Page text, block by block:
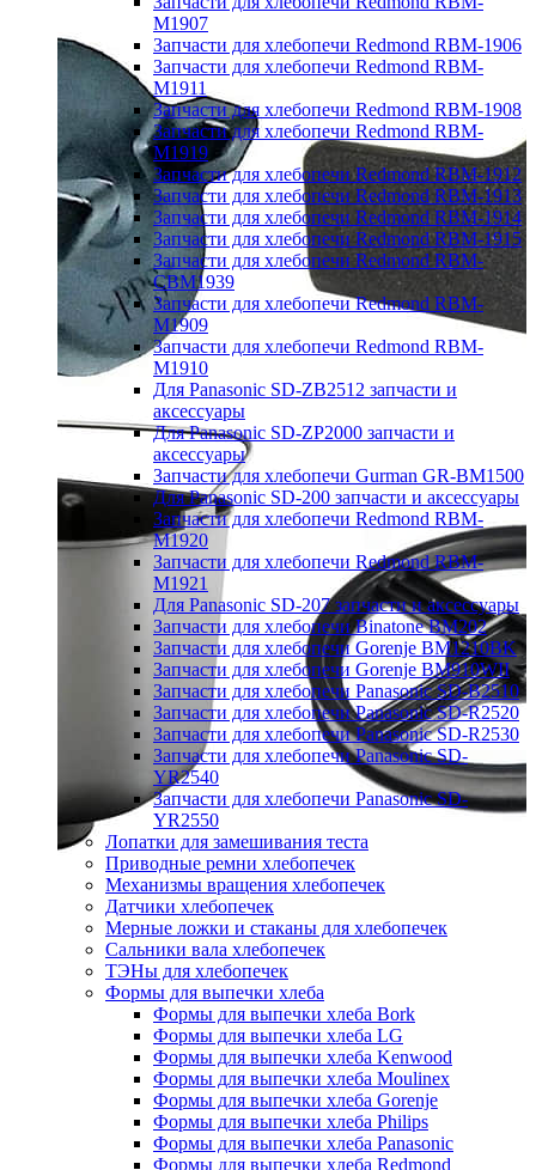
M1907
Запчасти для хлебопечи Redmond RBM-1906
Запчасти для хлебопечи Redmond RBM-
M1911
Запчасти для хлебопечи Redmond RBM-1908
Запчасти для хлебопечи Redmond RBM-
M1919
Запчасти для хлебопечи Redmond RBM-1912
Запчасти для хлебопечи Redmond RBM-1913
Запчасти для хлебопечи Redmond RBM-1914
Запчасти для хлебопечи Redmond RBM-1915
Запчасти для хлебопечи Redmond RBM-
CBM1939
Запчасти для хлебопечи Redmond RBM-
M1909
Запчасти для хлебопечи Redmond RBM-
M1910
Для Panasonic SD-ZB2512 запчасти и
аксессуары
Для Panasonic SD-ZP2000 запчасти и
аксессуары
Запчасти для хлебопечи Gurman GR-BM1500
Для Panasonic SD-200 запчасти и аксессуары
Запчасти для хлебопечи Redmond RBM-
M1920
Запчасти для хлебопечи Redmond RBM-
M1921
Для Panasonic SD-207 запчасти и аксессуары
Запчасти для хлебопечи Binatone BM202
Запчасти для хлебопечи Gorenje BM1210BK
Запчасти для хлебопечи Gorenje BM910WII
Запчасти для хлебопечи Panasonic SD-B2510
Запчасти для хлебопечи Panasonic SD-R2520
Запчасти для хлебопечи Panasonic SD-R2530
Запчасти для хлебопечи Panasonic SD-
YR2540
Запчасти для хлебопечи Panasonic SD-
YR2550
Лопатки для замешивания теста
Приводные ремни хлебопечек
Механизмы вращения хлебопечек
Датчики хлебопечек
Мерные ложки и стаканы для хлебопечек
Сальники вала хлебопечек
ТЭНы для хлебопечек
Формы для выпечки хлеба
Формы для выпечки хлеба Bork
Формы для выпечки хлеба LG
Формы для выпечки хлеба Kenwood
Формы для выпечки хлеба Moulinex
Формы для выпечки хлеба Gorenje
Формы для выпечки хлеба Philips
Формы для выпечки хлеба Panasonic
Формы для выпечки хлеба Redmond